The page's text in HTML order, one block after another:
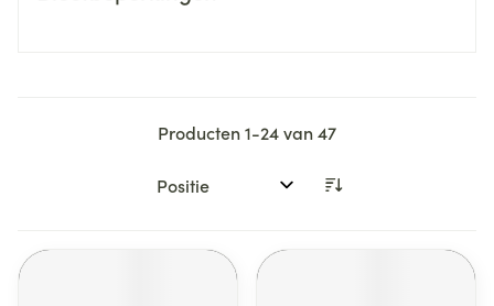
Producten1-24van47
Sorteer op: